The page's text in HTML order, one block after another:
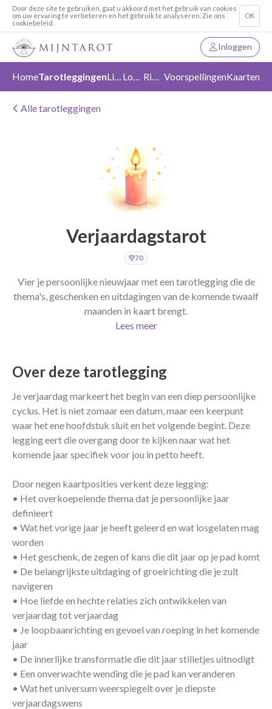
Door deze site te gebruiken, gaat u akkoord met het gebruik van cookies
om uw ervaring te verbeteren en het gebruik te analyseren. Zie ons
cookiebeleid.
OK
Inloggen
HomeTarotleggingen Liefde Loslaten Richting VoorspellingenKaarten
Alle tarotleggingen
Verjaardagstarot
70
Vier je persoonlijke nieuwjaar met een tarotlegging die de
thema's, geschenken en uitdagingen van de komende twaalf
maanden in kaart brengt.
Lees meer
Over deze tarotlegging
Je verjaardag markeert het begin van een diep persoonlijke
cyclus. Het is niet zomaar een datum, maar een keerpunt
waar het ene hoofdstuk sluit en het volgende begint. Deze
legging eert die overgang door te kijken naar wat het
komende jaar specifiek voor jou in petto heeft.
Door negen kaartposities verkent deze legging:
• Het overkoepelende thema dat je persoonlijke jaar
definieert
• Wat het vorige jaar je heeft geleerd en wat losgelaten mag
worden
• Het geschenk, de zegen of kans die dit jaar op je pad komt
• De belangrijkste uitdaging of groeirichting die je zult
navigeren
• Hoe liefde en hechte relaties zich ontwikkelen van
verjaardag tot verjaardag
• Je loopbaanrichting en gevoel van roeping in het komende
jaar
• De innerlijke transformatie die dit jaar stilletjes uitnodigt
• Een onverwachte wending die je pad kan veranderen
• Wat het universum weerspiegelt over je diepste
verjaardagswens